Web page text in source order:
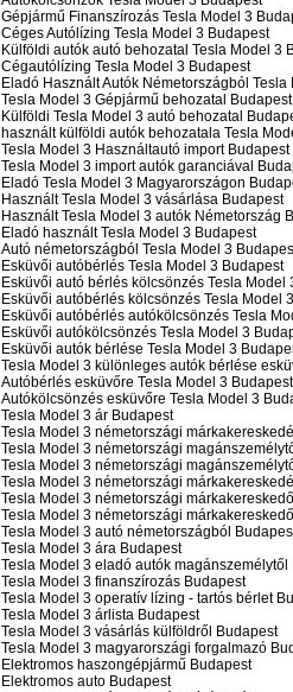
Gépjármű Finanszírozás Tesla Model 3
Céges Autólízing Tesla Model 3 Budapest
Külföldi autók‎ autó behozatal Tesla Model 3
Cégautólízing Tesla Model 3 Budapest
Eladó Használt Autók Németországból
Tesla Model 3 Gépjármű behozatal Budapest
Külföldi Tesla Model 3 autó behozatal
használt külföldi autók behozatala Tesla
Tesla Model 3 Használtautó import Budapest
Tesla Model 3 import autók garanciával
Eladó Tesla Model 3 Magyarországon‎
Használt Tesla Model 3 vásárlása Budapest
Használt Tesla Model 3 autók Németország
Eladó használt Tesla Model 3 Budapest
Autó németországból Tesla Model 3
Esküvői autóbérlés Tesla Model 3 Budapest
Esküvői autó bérlés kölcsönzés Tesla Model
Esküvői autóbérlés kölcsönzés Tesla Model
Esküvői autóbérlés autókölcsönzés Tesla
Esküvői autókölcsönzés Tesla Model 3
Esküvői autók bérlése Tesla Model 3
Tesla Model 3 különleges autók bérlése
Autóbérlés esküvőre Tesla Model 3 Budapest
Autókölcsönzés esküvőre Tesla Model 3
Tesla Model 3 ár Budapest
Tesla Model 3 németországi
Tesla Model 3 németországi
Tesla Model 3 németországi
Tesla Model 3 németországi
Tesla Model 3 németországi
Tesla Model 3 németországi
Tesla Model 3 autó németországból
Tesla Model 3 ára Budapest
Tesla Model 3 eladó autók magánszemélytől
Tesla Model 3 finanszírozás Budapest
Tesla Model 3 operatív lízing - tartós bérlet
Tesla Model 3 árlista Budapest
Tesla Model 3 vásárlás külföldről Budapest
Tesla Model 3 magyarországi forgalmazó
Elektromos haszongépjármű‎ Budapest
Elektromos auto‎ Budapest